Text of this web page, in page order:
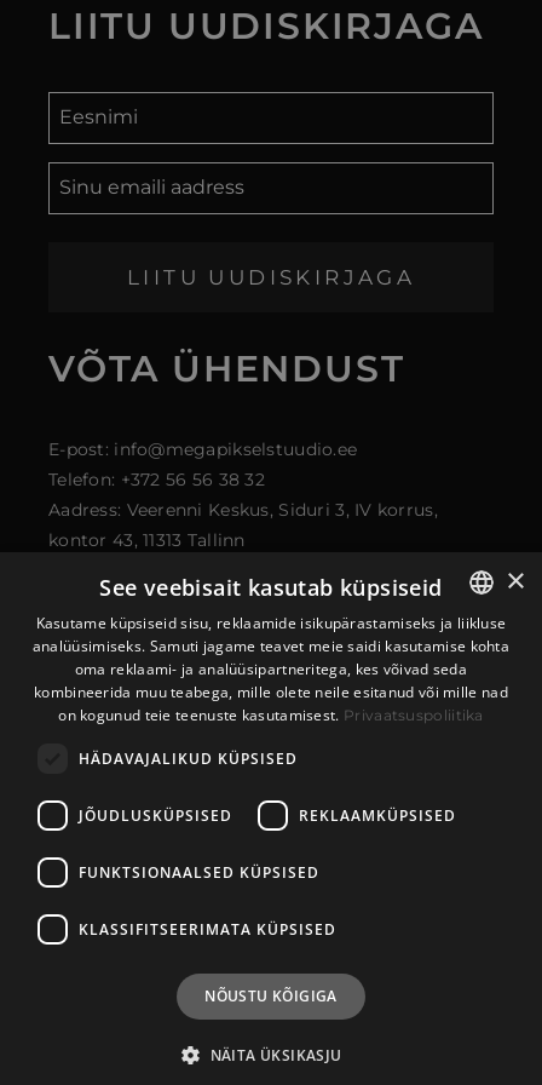
LIITU UUDISKIRJAGA
LIITU UUDISKIRJAGA
VÕTA ÜHENDUST
E-post: info@megapikselstuudio.ee
Telefon: +372 56 56 38 32
Aadress: Veerenni Keskus, Siduri 3, IV korrus,
kontor 43, 11313 Tallinn
Privaatsuspoliitika
ESTONIAN
ENGLISH
×
See veebisait kasutab küpsiseid
Kasutame küpsiseid sisu, reklaamide isikupärastamiseks ja liikluse
analüüsimiseks. Samuti jagame teavet meie saidi kasutamise kohta
oma reklaami- ja analüüsipartneritega, kes võivad seda
kombineerida muu teabega, mille olete neile esitanud või mille nad
on kogunud teie teenuste kasutamisest. Privaatsuspoliitika
HÄDAVAJALIKUD KÜPSISED
JÕUDLUSKÜPSISED REKLAAMKÜPSISED
FUNKTSIONAALSED KÜPSISED
KLASSIFITSEERIMATA KÜPSISED
NÕUSTU KÕIGIGA
NÄITA ÜKSIKASJU